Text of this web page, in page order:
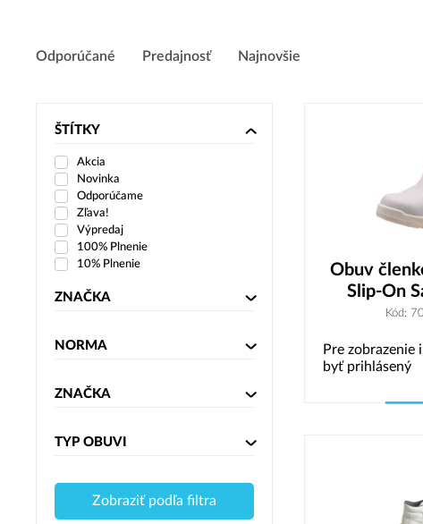
Odporúčané Predajnosť Najnovšie
ŠTÍTKY
Akcia
Novinka
Odporúčame
Zľava!
Výpredaj
100% Plnenie
10% Plnenie
ZNAČKA
NORMA
ZNAČKA
TYP OBUVI
Zobraziť podľa filtra
Obuv
Slip-On
Kód:
Pre zobrazenie
byť prihlásený